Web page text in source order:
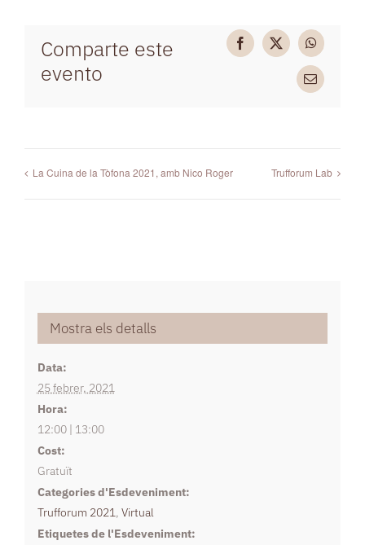
Comparte este
evento
Facebook
X WhatsApp
Email
La Cuina de la Tòfona 2021, amb Nico Roger Trufforum Lab
Mostra els detalls
Data:
25 febrer, 2021
Hora:
12:00 | 13:00
Cost:
Gratuït
Categories d'Esdeveniment:
Trufforum 2021, Virtual
Etiquetes de l'Esdeveniment: